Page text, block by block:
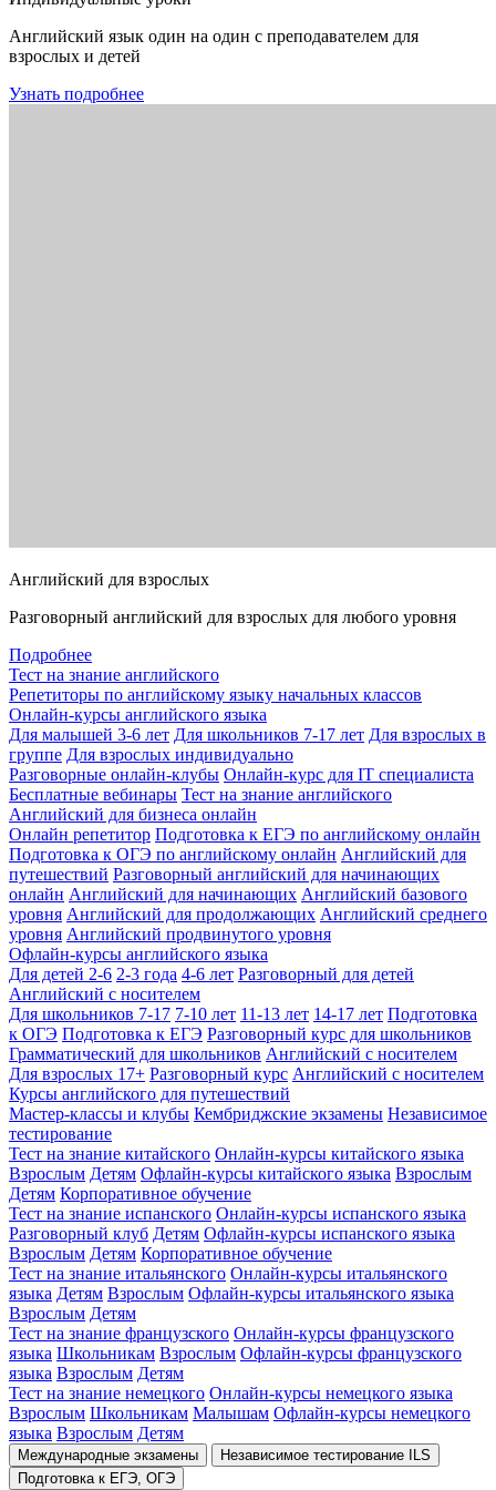
Английский язык один на один с преподавателем для
взрослых и детей
Узнать подробнее
Английский для взрослых
Разговорный английский для взрослых для любого уровня
Подробнее
Тест на знание английского
Репетиторы по английскому языку начальных классов
Онлайн-курсы английского языка
Для малышей 3-6 лет Для школьников 7-17 лет Для взрослых в
группе Для взрослых индивидуально
Разговорные онлайн-клубы Онлайн-курс для IT специалиста
Бесплатные вебинары Тест на знание английского
Английский для бизнеса онлайн
Онлайн репетитор Подготовка к ЕГЭ по английскому онлайн
Подготовка к ОГЭ по английскому онлайн Английский для
путешествий Разговорный английский для начинающих
онлайн Английский для начинающих Английский базового
уровня Английский для продолжающих Английский среднего
уровня Английский продвинутого уровня
Офлайн-курсы английского языка
Для детей 2-6 2-3 года 4-6 лет Разговорный для детей
Английский с носителем
Для школьников 7-17 7-10 лет 11-13 лет 14-17 лет Подготовка
к ОГЭ Подготовка к ЕГЭ Разговорный курс для школьников
Грамматический для школьников Английский с носителем
Для взрослых 17+ Разговорный курс Английский с носителем
Курсы английского для путешествий
Мастер-классы и клубы Кембриджские экзамены Независимое
тестирование
Тест на знание китайского Онлайн-курсы китайского языка
Взрослым Детям Офлайн-курсы китайского языка Взрослым
Детям Корпоративное обучение
Тест на знание испанского Онлайн-курсы испанского языка
Разговорный клуб Детям Офлайн-курсы испанского языка
Взрослым Детям Корпоративное обучение
Тест на знание итальянского Онлайн-курсы итальянского
языка Детям Взрослым Офлайн-курсы итальянского языка
Взрослым Детям
Тест на знание французского Онлайн-курсы французского
языка Школьникам Взрослым Офлайн-курсы французского
языка Взрослым Детям
Тест на знание немецкого Онлайн-курсы немецкого языка
Взрослым Школьникам Малышам Офлайн-курсы немецкого
языка Взрослым Детям
Международные экзамены
Независимое тестирование ILS
Подготовка к ЕГЭ, ОГЭ